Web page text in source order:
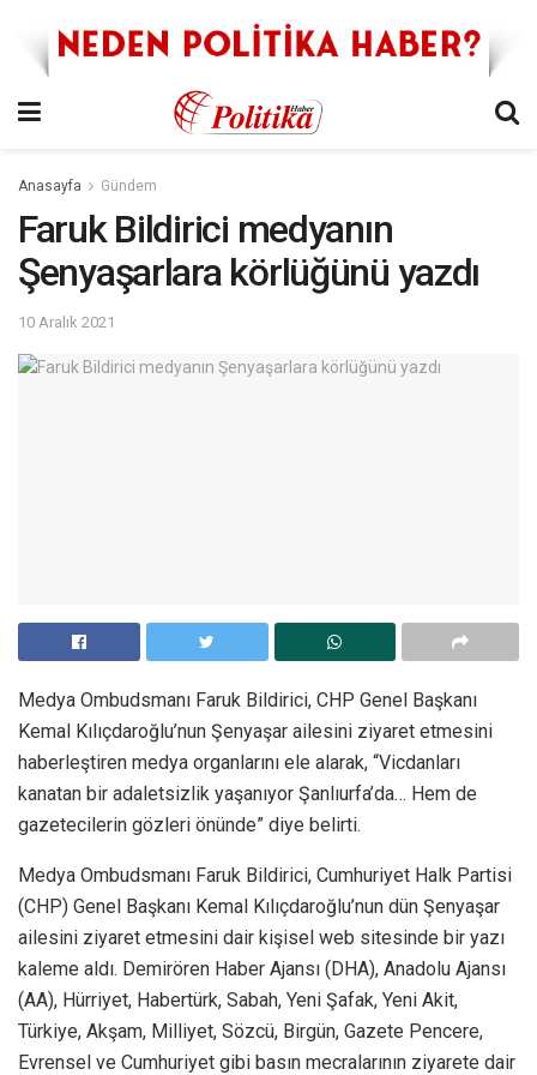
Anasayfa Gündem
Faruk Bildirici medyanın
Şenyaşarlara körlüğünü yazdı
10 Aralık 2021
Medya Ombudsmanı Faruk Bildirici, CHP Genel Başkanı
Kemal Kılıçdaroğlu’nun Şenyaşar ailesini ziyaret etmesini
haberleştiren medya organlarını ele alarak, “Vicdanları
kanatan bir adaletsizlik yaşanıyor Şanlıurfa’da… Hem de
gazetecilerin gözleri önünde” diye belirti.
Medya Ombudsmanı Faruk Bildirici, Cumhuriyet Halk Partisi
(CHP) Genel Başkanı Kemal Kılıçdaroğlu’nun dün Şenyaşar
ailesini ziyaret etmesini dair kişisel web sitesinde bir yazı
kaleme aldı. Demirören Haber Ajansı (DHA), Anadolu Ajansı
(AA), Hürriyet, Habertürk, Sabah, Yeni Şafak, Yeni Akit,
Türkiye, Akşam, Milliyet, Sözcü, Birgün, Gazete Pencere,
Evrensel ve Cumhuriyet gibi basın mecralarının ziyarete dair